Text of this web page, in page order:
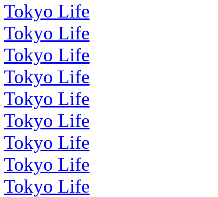
Tokyo Life
Tokyo Life
Tokyo Life
Tokyo Life
Tokyo Life
Tokyo Life
Tokyo Life
Tokyo Life
Tokyo Life